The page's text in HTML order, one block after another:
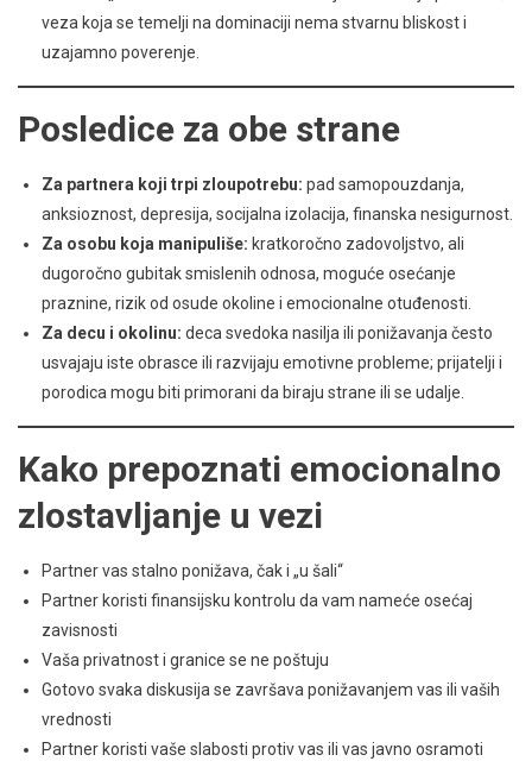
veza koja se temelji na dominaciji nema stvarnu bliskost i
uzajamno poverenje.
Posledice za obe strane
Za partnera koji trpi zloupotrebu: pad samopouzdanja,
anksioznost, depresija, socijalna izolacija, finanska nesigurnost.
Za osobu koja manipuliše: kratkoročno zadovoljstvo, ali
dugoročno gubitak smislenih odnosa, moguće osećanje
praznine, rizik od osude okoline i emocionalne otuđenosti.
Za decu i okolinu: deca svedoka nasilja ili ponižavanja često
usvajaju iste obrasce ili razvijaju emotivne probleme; prijatelji i
porodica mogu biti primorani da biraju strane ili se udalje.
Kako prepoznati emocionalno
zlostavljanje u vezi
Partner vas stalno ponižava, čak i „u šali“
Partner koristi finansijsku kontrolu da vam nameće osećaj
zavisnosti
Vaša privatnost i granice se ne poštuju
Gotovo svaka diskusija se završava ponižavanjem vas ili vaših
vrednosti
Partner koristi vaše slabosti protiv vas ili vas javno osramoti